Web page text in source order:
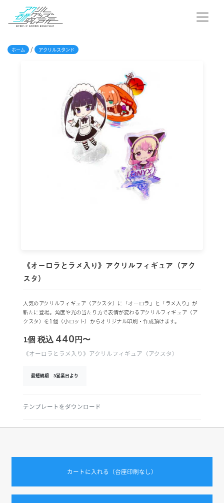
ホーム / アクリルスタンド
《オーロラとラメ入り》アクリルフィギュア（アク
スタ）
人気のアクリルフィギュア（アクスタ）に「オーロラ」と「ラメ入り」が
新たに登場。角度や光の当たり方で表情が変わるアクリルフィギュア（ア
クスタ）を1個（小ロット）からオリジナル印刷・作成頂けます。
1個 税込 440円〜
《オーロラとラメ入り》アクリルフィギュア（アクスタ）
最短納期 5営業日より
テンプレートをダウンロード
カートに入れる（台座印刷なし）